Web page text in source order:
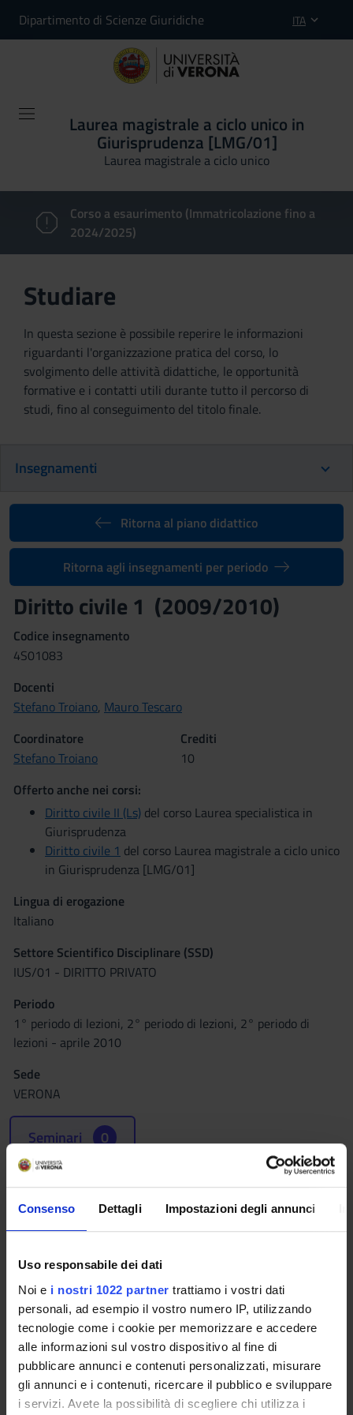
Consenso Dettagli Impostazioni degli annunci
Uso responsabile dei dati
Noi e i nostri 1022 partner trattiamo i vostri dati
personali, ad esempio il vostro numero IP, utilizzando
tecnologie come i cookie per memorizzare e accedere
alle informazioni sul vostro dispositivo al fine di
pubblicare annunci e contenuti personalizzati, misurare
gli annunci e i contenuti, ricercare il pubblico e sviluppare
i servizi. Avete la possibilità di scegliere chi utilizza i
Dipartimento di Scienze Giuridiche ITA
Laurea magistrale a ciclo unico in
Giurisprudenza [LMG/01]
Laurea magistrale a ciclo unico
Corso a esaurimento (Immatricolazione fino a
2024/2025)
Studiare
In questa sezione è possibile reperire le informazioni
riguardanti l'organizzazione pratica del corso, lo
svolgimento delle attività didattiche, le opportunità
formative e i contatti utili durante tutto il percorso di
studi, fino al conseguimento del titolo finale.
Insegnamenti
Ritorna al piano didattico
Ritorna agli insegnamenti per periodo
Diritto civile 1 (2009/2010)
Codice insegnamento
4S01083
Docenti
Stefano Troiano, Mauro Tescaro
Coordinatore
Stefano Troiano
Crediti
10
Offerto anche nei corsi:
Diritto civile II (Ls) del corso Laurea specialistica in
Giurisprudenza
Diritto civile 1 del corso Laurea magistrale a ciclo unico
in Giurisprudenza [LMG/01]
Lingua di erogazione
Italiano
Settore Scientifico Disciplinare (SSD)
IUS/01 - DIRITTO PRIVATO
Periodo
1° periodo di lezioni, 2° periodo di lezioni, 2° periodo di
lezioni - aprile 2010
Sede
VERONA
Seminari 0
Obiettivi formativi
Il corso mira all’approfondimento delle nozioni già oggetto del
corso di Istituzioni di diritto privato, con particolare riguardo ai
reali. Il corso si propone, inoltre, mediante la discussione
settimanale di uno o più casi, di mostrare come le conoscenze
teoriche acquisite nel corso di Istituzioni di Diritto privato, e
quindi approfondite nel corso di Diritto civile, possano e
debbano poi essere utilizzate nella pratica, così da fornire gli
strumenti tecnico - giuridici per la redazione di un parere
legale.